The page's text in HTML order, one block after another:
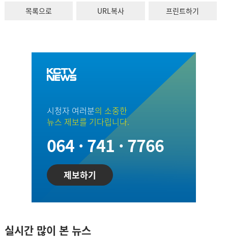
목록으로 URL복사 프린트하기
시청자 여러분의 소중한
뉴스 제보를 기다립니다.
064 · 741 · 7766
제보하기
실시간 많이 본 뉴스